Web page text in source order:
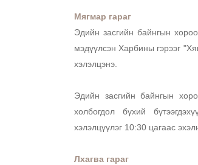
Мягмар гараг
Эдийн засгийн байнгын
мэдүүлсэн Харбины гэрээг
хэлэлцэнэ.
Эдийн засгийн байнгын
холбогдол бүхий
хэлэлцүүлэг 10:30 цагаас
Лхагва гараг